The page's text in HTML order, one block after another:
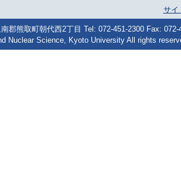
サイ
郡熊取町朝代西2丁目 Tel: 072-451-2300 Fax: 072-
Nuclear Science, Kyoto University All rights